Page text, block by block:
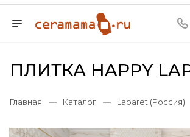
ПЛИТКА HAPPY
Главная — Каталог — Laparet (Россия)